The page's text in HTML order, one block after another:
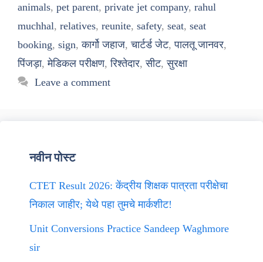
animals, pet parent, private jet company, rahul
muchhal, relatives, reunite, safety, seat, seat
booking, sign,कार्गो जहाज,चार्टर्ड जेट,पालतू जानवर,
पिंजड़ा,मेडिकल परीक्षण,रिश्तेदार,सीट,सुरक्षा
Leave a comment
नवीन पोस्ट
CTET Result 2026: केंद्रीय शिक्षक पात्रता परीक्षेचा
निकाल जाहीर; येथे पहा तुमचे मार्कशीट!
Unit Conversions Practice Sandeep Waghmore
sir